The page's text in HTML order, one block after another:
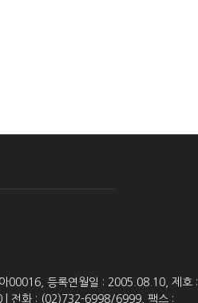
00016, 등록연월일 : 2005.08.10, 제호 :
| 전화 : (02)732-6998/6999, 팩스 :